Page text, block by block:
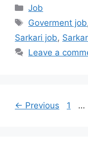
Categories
Job
Tags
Goverment job
Sarkari job,
Leave a
← Previous Page
1 …